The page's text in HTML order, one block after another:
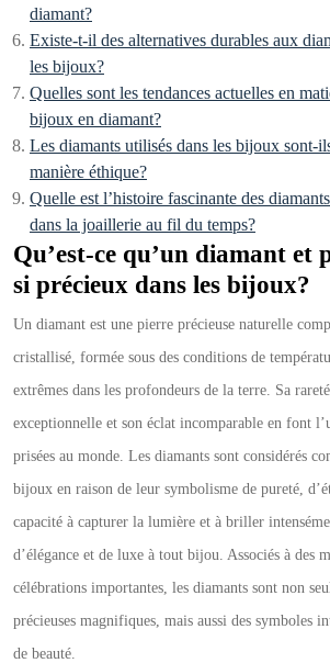
diamant?
Existe-t-il des alternatives durables aux
les bijoux?
Quelles sont les tendances actuelles en
bijoux en diamant?
Les diamants utilisés dans les bijoux sont-
manière éthique?
Quelle est l’histoire fascinante des
dans la joaillerie au fil du temps?
Qu’est-ce qu’un diamant et
si précieux dans les bijoux?
Un diamant est une pierre précieuse naturelle
cristallisé, formée sous des conditions de
extrêmes dans les profondeurs de la terre. Sa
exceptionnelle et son éclat incomparable en font
prisées au monde. Les diamants sont considérés
bijoux en raison de leur symbolisme de pureté,
capacité à capturer la lumière et à briller
d’élégance et de luxe à tout bijou. Associés à des
célébrations importantes, les diamants sont non
précieuses magnifiques, mais aussi des symboles
de beauté.